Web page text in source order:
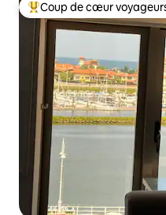
Coups de cœur voyageurs
Coup de cœur